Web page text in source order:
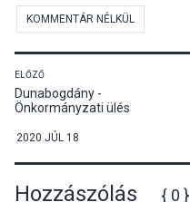
KOMMENTÁR NÉLKÜL
ELŐZŐ
Dunabogdány -
Önkormányzati ülés
2020 JÚL 18
Hozzászólás { 0 }